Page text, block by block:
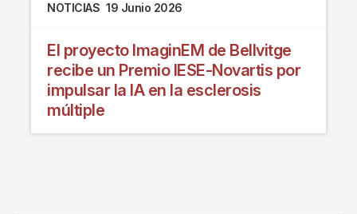
NOTICIAS 19 Junio 2026
El proyecto ImaginEM de Bellvitge
recibe un Premio IESE-Novartis por
impulsar la IA en la esclerosis
múltiple